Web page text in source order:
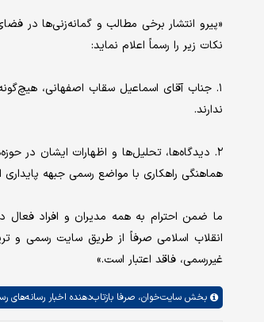
«پیرو انتشار برخی مطالب و گمانه‌زنی‌ها در
نکات زیر را رسماً اعلام نماید:
۱. جناب آقای اسماعیل سقاب اصفهانی،
ندارند.
۲. دیدگاه‌ها، تحلیل‌ها و اظهارات ایشان در
هماهنگی راهکاری با مواضع رسمی جبهه پایداری
ما ضمن احترام به همه مدیران و افراد فعال
انقلاب اسلامی صرفاً از طریق سایت رسمی و
غیررسمی، فاقد اعتبار است.»
بخش سایت‌خوان، صرفا بازتاب‌دهنده اخبار